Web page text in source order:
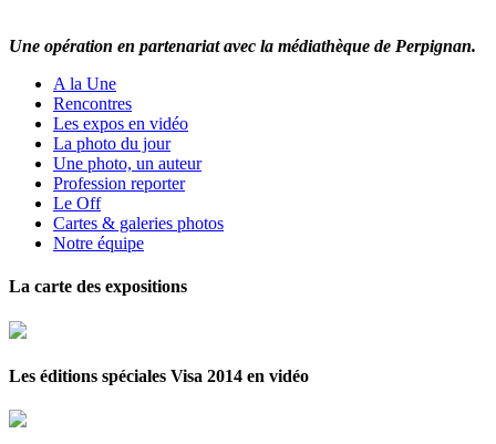
Une opération en partenariat avec la médiathèque de Perpignan.
A la Une
Rencontres
Les expos en vidéo
La photo du jour
Une photo, un auteur
Profession reporter
Le Off
Cartes & galeries photos
Notre équipe
La carte des expositions
Les éditions spéciales Visa 2014 en vidéo